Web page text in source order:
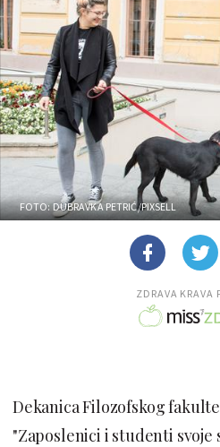
FOTO: DUBRAVKA PETRIĆ/PIXSELL
ZDRAVA KRAVA
Dekanica Filozofskog
"Zaposlenici i studenti svoje